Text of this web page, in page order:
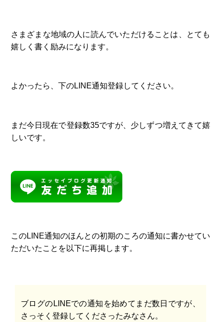
さまざまな地域の人に読んでいただけることは、とても
嬉しく書く励みになります。
よかったら、下のLINE通知登録してください。
まだ今日現在で登録数35ですが、少しずつ増えてきて嬉
しいです。
このLINE通知のほんとの初期のころの通知に書かせてい
ただいたことを以下に再掲します。
ブログのLINEでの通知を始めてまだ数日ですが、
さっそく登録してくださったみなさん。